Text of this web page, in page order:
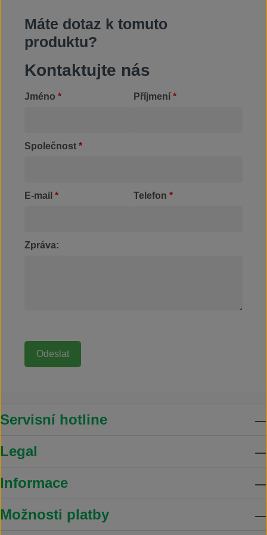
Máte dotaz k tomuto
produktu?
Kontaktujte nás
Jméno * Příjmení *
Společnost *
E-mail * Telefon *
Zpráva:
Servisní hotline
Legal
Informace
Možnosti platby